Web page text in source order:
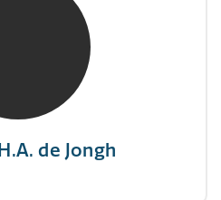
de Jongh
Expert
to succes, you need to